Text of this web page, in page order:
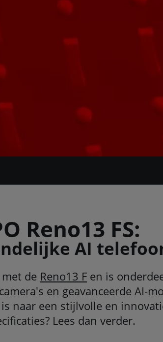
Reno13 FS:
AI
de Reno13 F en is
en geavanceerde AI-
naar een stijlvolle en
Lees dan verder.